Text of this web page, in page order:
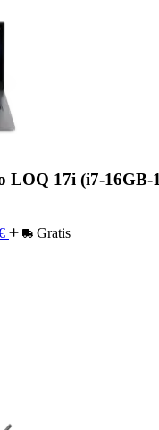
LOQ 17i (i7-16GB-
Gratis